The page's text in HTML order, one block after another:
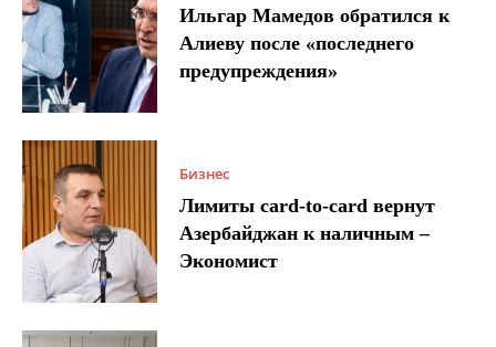
Ильгар Мамедов обратился к
Алиеву после «последнего
предупреждения»
Бизнес
Лимиты card-to-card вернут
Азербайджан к наличным –
Экономист